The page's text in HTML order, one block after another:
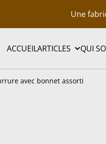
Une
ACCUEILARTICLES QUI
avec bonnet assorti